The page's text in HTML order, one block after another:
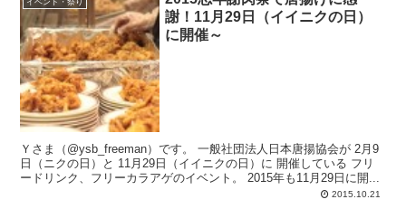
謝！11月29日（イイニクの日）
に開催～
Ｙさま（@ysb_freeman）です。 一般社団法人日本唐揚協会が 2月9
日（ニクの日）と 11月29日（イイニクの日）に 開催している フリ
ードリンク、フリーカラアゲのイベント。 2015年も11月29日に開...
2015.10.21